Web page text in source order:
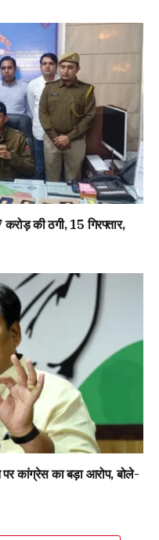
की ठगी, 15 गिरफ्तार,
कांग्रेस का बड़ा आरोप, बोले-